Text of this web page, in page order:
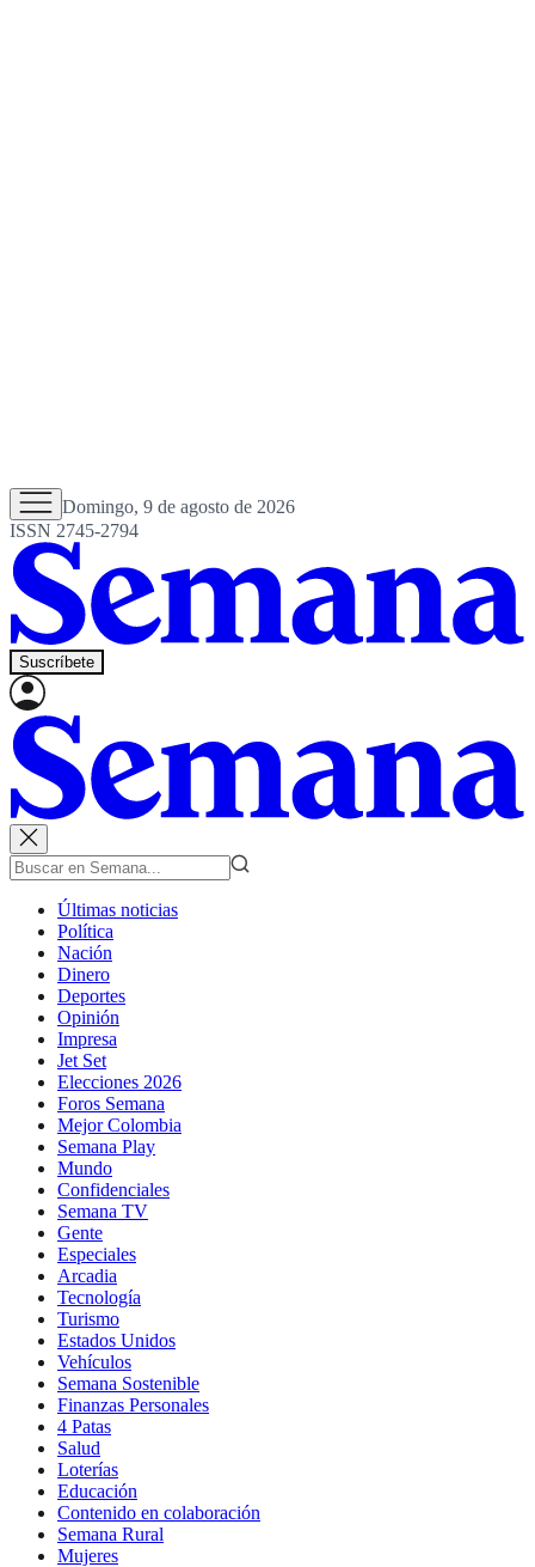
Domingo, 9 de agosto de 2026
ISSN 2745-2794
Suscríbete
Últimas noticias
Política
Nación
Dinero
Deportes
Opinión
Impresa
Jet Set
Elecciones 2026
Foros Semana
Mejor Colombia
Semana Play
Mundo
Confidenciales
Semana TV
Gente
Especiales
Arcadia
Tecnología
Turismo
Estados Unidos
Vehículos
Semana Sostenible
Finanzas Personales
4 Patas
Salud
Loterías
Educación
Contenido en colaboración
Semana Rural
Mujeres